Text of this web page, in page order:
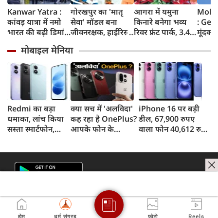
Kanwar Yatra :
कांवड़ यात्रा में नमो
भारत की बढ़ी डिमांड,
कई स्टेशनों पर 50%
तक बढ़ी यात्रियों की
संख्या
गोरखपुर का 'मातृ
सेवा' मॉडल बना
जीवनरक्षक, हाईरिस्क
इलाज से बची 77
जिंदगियां
आगरा में यमुना
किनारे बनेगा भव्य
रिवर फ्रंट पार्क, 3.46
करेगी योगी सरकार;
मिलेंगी ये खास
सुविधाएं
:
मूंदकर
न
मोहन
क्या
मोबाइल मेनिया
Redmi का बड़ा
धमाका, लांच किया
सस्ता स्मार्टफोन,
क्या सच में 'अलविदा'
कह रहा है OnePlus?
आपके फोन के
iPhone 16 पर बड़ी
डील, 67,900 रुपए
वाला फोन 40,612 रुपए